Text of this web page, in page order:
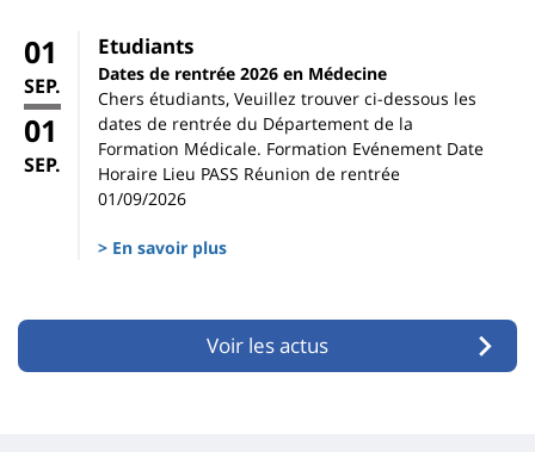
01
SEP.
01
SEP.
Etudiants
Dates de rentrée 2026 en Médecine
Chers étudiants, Veuillez trouver ci-dessous les
dates de rentrée du Département de la
Formation Médicale. Formation Evénement Date
Horaire Lieu PASS Réunion de rentrée
01/09/2026
> En savoir plus
Voir les actus